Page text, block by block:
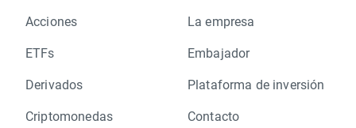
Acciones
ETFs
Derivados
Criptomonedas
La empresa
Embajador
Plataforma de inversión
Contacto